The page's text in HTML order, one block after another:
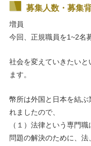
募集人数・募集
増員
今回、正規職員を1~2名
社会を変えていきたいと
ます。
幣所は外国と日本を結ぶ
れましたので、
（１）法律という専門
問題の解決のために、